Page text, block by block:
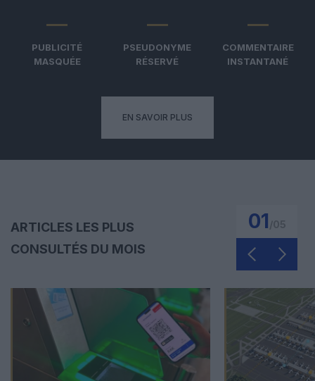
PUBLICITÉ
MASQUÉE
PSEUDONYME
RÉSERVÉ
COMMENTAIRE
INSTANTANÉ
EN SAVOIR PLUS
ARTICLES LES PLUS
CONSULTÉS DU MOIS
01